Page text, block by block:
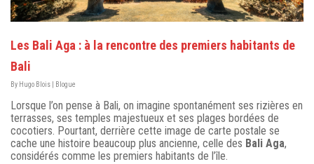
Les Bali Aga : à la rencontre des premiers habitants de
Bali
By Hugo Blois Blogue
Lorsque l’on pense à Bali, on imagine spontanément ses rizières en
terrasses, ses temples majestueux et ses plages bordées de
cocotiers. Pourtant, derrière cette image de carte postale se
cache une histoire beaucoup plus ancienne, celle des Bali Aga,
considérés comme les premiers habitants de l’île.